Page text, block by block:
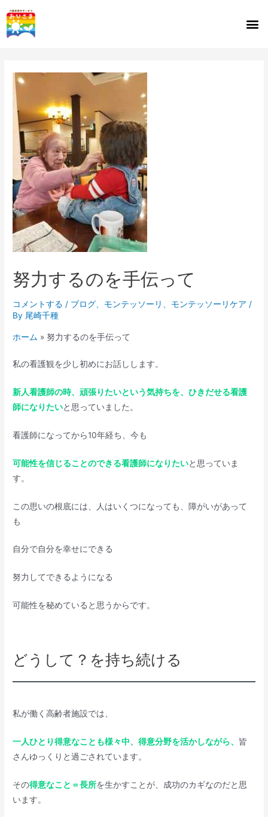
努力するのを手伝って
コメントする / ブログ、 モンテッソーリ 、 モンテッソーリケア /
By 尾崎千種
ホーム » 努力するのを手伝って
私の看護観を少し初めにお話しします。
新人看護師の時、頑張りたいという気持ちを、ひきだせる看護
師になりたいと思っていました。
看護師になってから10年経ち、今も
可能性を信じることのできる看護師になりたいと思っていま
す。
この思いの根底には、人はいくつになっても、障がいがあって
も
自分で自分を幸せにできる
努力してできるようになる
可能性を秘めていると思うからです。
どうして？を持ち続ける
私が働く高齢者施設では、
一人ひとり得意なことも様々中、得意分野を活かしながら、 皆
さんゆっくりと過ごされています。
その得意なこと＝長所を生かすことが、成功のカギなのだと思
います。